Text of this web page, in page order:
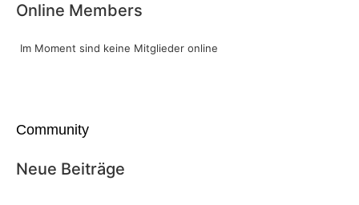
Online Members
Im Moment sind keine Mitglieder online
Community
Neue Beiträge